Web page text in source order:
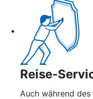
Reise-
Auch während